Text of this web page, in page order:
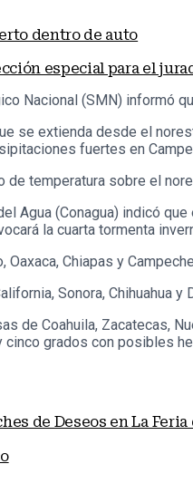
dentro de auto
especial para el
Nacional (SMN) informó
se extienda desde el
fuertes en
de temperatura sobre el
Agua (Conagua) indicó
la cuarta tormenta
Oaxaca, Chiapas y
Sonora, Chihuahua
de Coahuila, Zacatecas,
cinco grados con posibles
de Deseos en La